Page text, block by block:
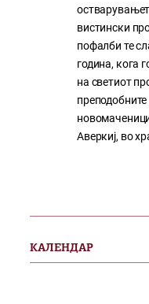
вистински
пофалби те
година, кога
на светиот
новомаченици
Аверкиј, во
КАЛЕНДАР